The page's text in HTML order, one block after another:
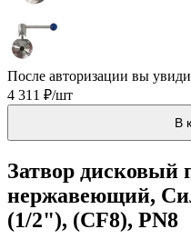
После авторизации вы
4 311 ₽/шт
В
Затвор дисковый
нержавеющий,
(1/2"), (CF8), PN8